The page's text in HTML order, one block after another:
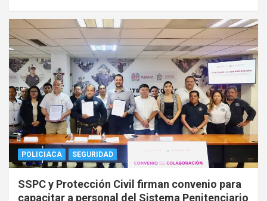
POLICIACA SEGURIDAD
SSPC y Protección Civil firman convenio para
capacitar a personal del Sistema Penitenciario